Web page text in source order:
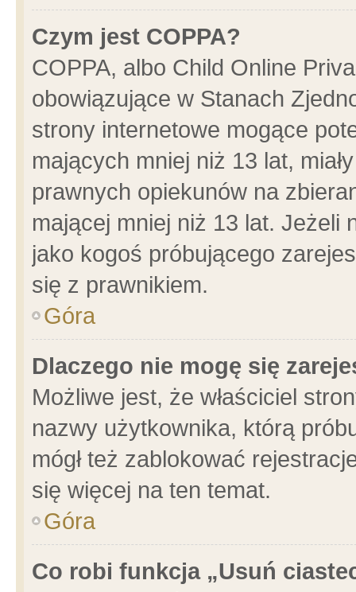
Czym jest COPPA?
COPPA, albo Child Online
obowiązujące w Stanach
strony internetowe mogące
mających mniej niż 13 lat,
prawnych opiekunów na
mającej mniej niż 13 lat. Jeżeli
jako kogoś próbującego
się z prawnikiem.
Góra
Dlaczego nie mogę się
Możliwe jest, że właściciel
nazwy użytkownika, którą
mógł też zablokować
się więcej na ten temat.
Góra
Co robi funkcja „Usuń